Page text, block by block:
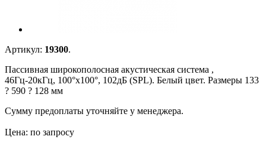
Артикул: 19300.
Пассивная широкополосная акустическая система ,
46Гц-20кГц, 100°х100°, 102дБ (SPL). Белый цвет. Размеры 133
? 590 ? 128 мм
Сумму предоплаты уточняйте у менеджера.
Цена: по запросу